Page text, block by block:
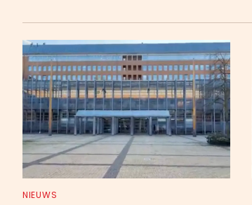
NIEUWS